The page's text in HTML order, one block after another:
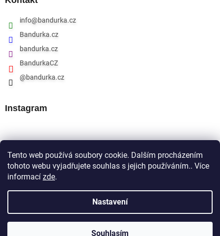
Tento web používá soubory cookie. Dalším procházením
tohoto webu vyjadřujete souhlas s jejich používáním.. Více
informací zde.
Nastavení
Souhlasím
info@bandurka.cz
Bandurka.cz
bandurka.cz
BandurkaCZ
@bandurka.cz
Instagram
Bandurka.cz . Všechna práva vyhrazena.